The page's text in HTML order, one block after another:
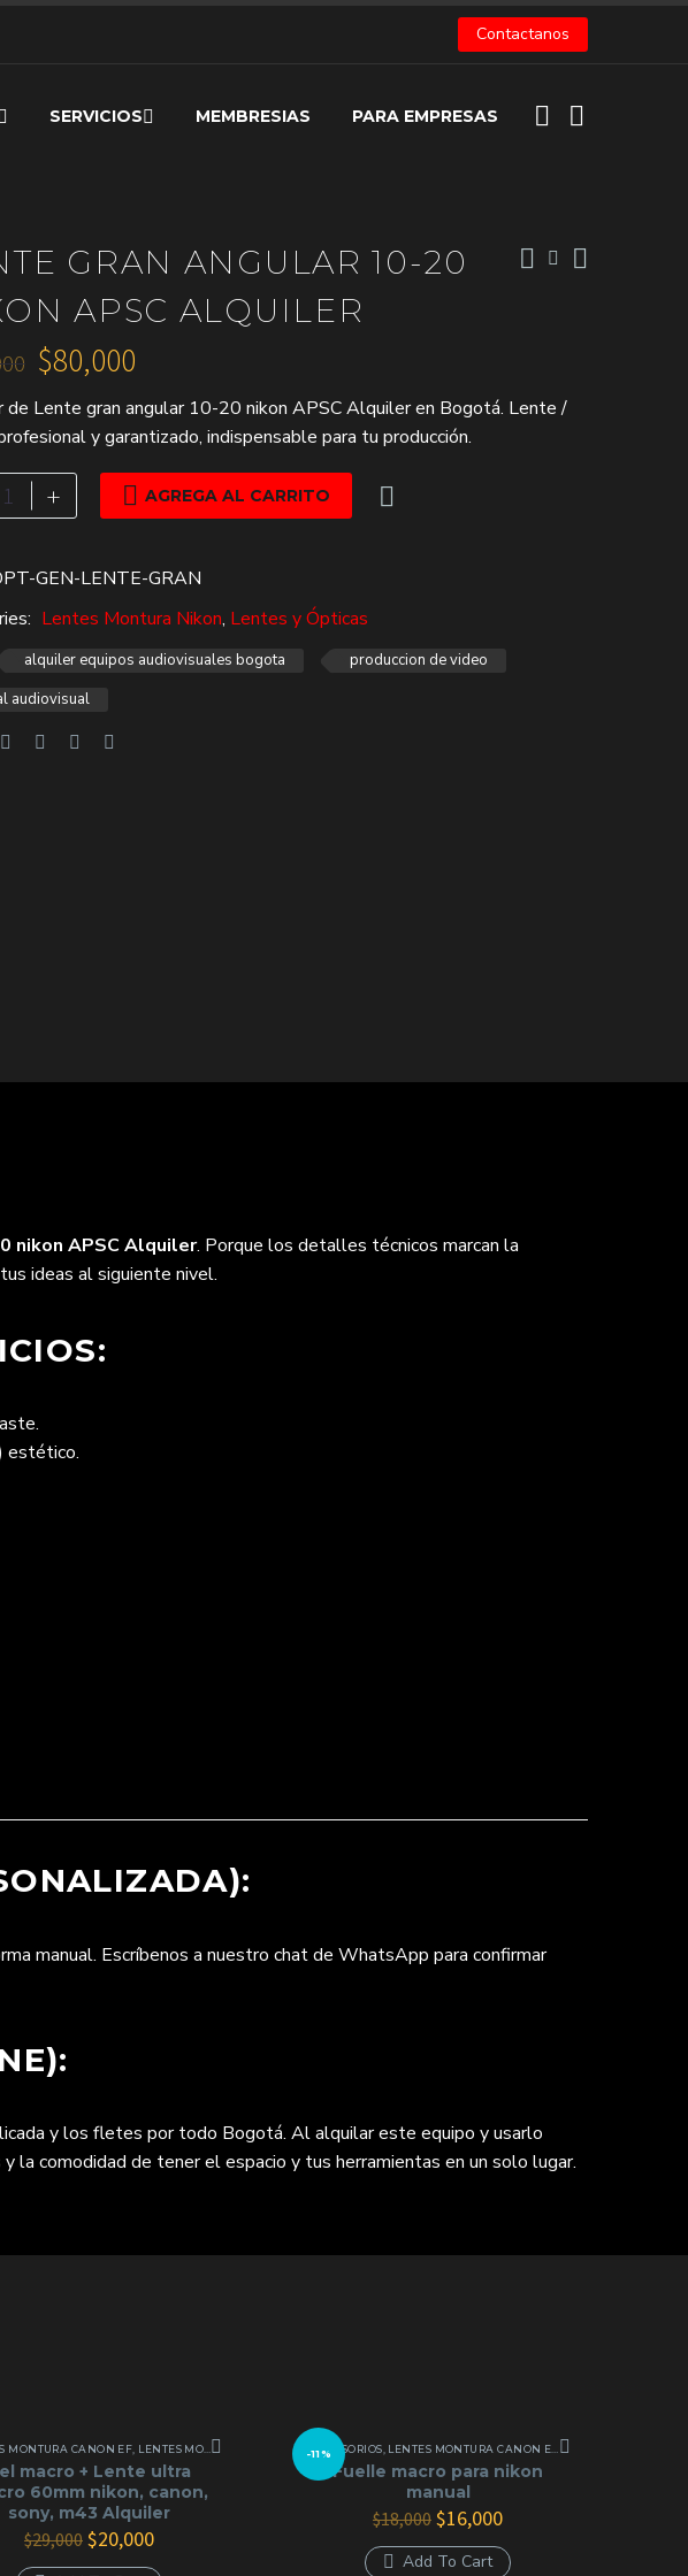
Contactanos
SERVICIOS MEMBRESIAS PARA EMPRESAS
GRAN ANGULAR 10-20
APSC ALQUILER
$80,000
de Lente gran angular 10-20 nikon APSC Alquiler en Bogotá. Lente /
y garantizado, indispensable para tu producción.
+  AGREGA AL CARRITO
GEN-LENTE-GRAN
Lentes Montura Nikon, Lentes y Ópticas
alquiler equipos audiovisuales bogota
produccion de video
audiovisual
nikon APSC Alquiler. Porque los detalles técnicos marcan la
ideas al siguiente nivel.
estético.
manual. Escríbenos a nuestro chat de WhatsApp para confirmar
y los fletes por todo Bogotá. Al alquilar este equipo y usarlo
la comodidad de tener el espacio y tus herramientas en un solo lugar.
MONTURA CANON EF LENTES MONTURA NIKON ,LENTES MONTURA SONY E,LENTES Y ÓPTICAS
macro + Lente ultra
60mm nikon, canon,
sony, m43 Alquiler
$29,000 El
precio
$20,000El
-11%
ACCESORIOS LENTES MONTURA CANON EF
Fuelle macro para nikon
manual
$18,000 El
precio
original
$16,000El
actual
Add To Cart